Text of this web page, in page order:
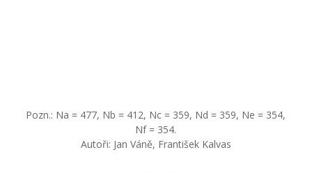
Pozn.: Na = 477, Nb = 412, Nc = 359, Nd = 359, Ne = 354,
Nf = 354.
Autoři: Jan Váně, František Kalvas